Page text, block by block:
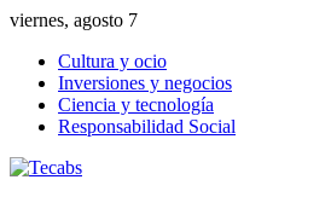
viernes, agosto 7
Cultura y ocio
Inversiones y negocios
Ciencia y tecnología
Responsabilidad Social